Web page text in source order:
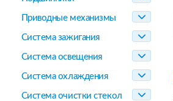
Приводные механизмы
Система зажигания
Система освещения
Система охлаждения
Система очистки стекол